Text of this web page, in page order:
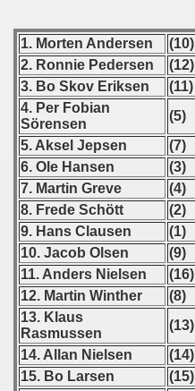
1. Morten Andersen (10)
2. Ronnie Pedersen
(12)
3. Bo Skov Eriksen
(11)
4. Per Fobian
Sörensen
(5)
5. Aksel Jepsen
(7)
6. Ole Hansen
(3)
7. Martin Greve
(4)
8. Frede Schött
(2)
9. Hans Clausen
(1)
10. Jacob Olsen
(9)
11. Anders Nielsen
(16)
12. Martin Winther
(8)
13. Klaus
Rasmussen
(13)
14. Allan Nielsen
(14)
15. Bo Larsen
(15)
- 1995
- 1995
Qualification) - 1995
- 1995
round) - 1995
- 1995
- 1995
qualifying) - 1995
qualifications) - 1995